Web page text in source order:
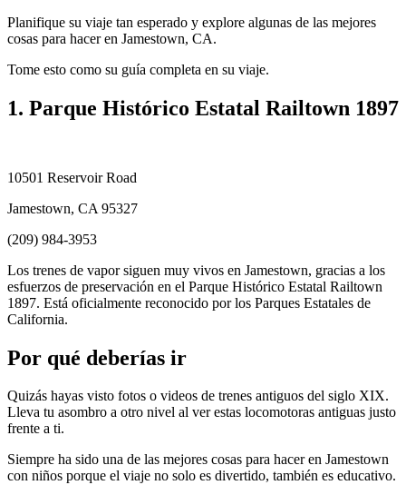
Planifique su viaje tan esperado y explore algunas de las mejores
cosas para hacer en Jamestown, CA.
Tome esto como su guía completa en su viaje.
1. Parque Histórico Estatal Railtown 1897
10501 Reservoir Road
Jamestown, CA 95327
(209) 984-3953
Los trenes de vapor siguen muy vivos en Jamestown, gracias a los
esfuerzos de preservación en el Parque Histórico Estatal Railtown
1897. Está oficialmente reconocido por los Parques Estatales de
California.
Por qué deberías ir
Quizás hayas visto fotos o videos de trenes antiguos del siglo XIX.
Lleva tu asombro a otro nivel al ver estas locomotoras antiguas justo
frente a ti.
Siempre ha sido una de las mejores cosas para hacer en Jamestown
con niños porque el viaje no solo es divertido, también es educativo.